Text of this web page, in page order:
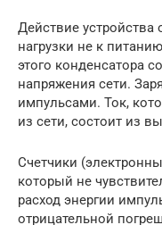
Действие
нагрузки не к
этого конденсатора
напряжения сети.
импульсами. Ток,
из сети, состоит из
Счетчики
который не
расход энергии
отрицательной